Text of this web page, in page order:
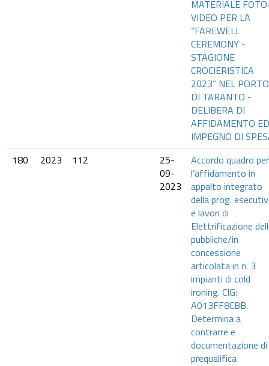
MATERIALE
VIDEO PER LA
“FAREWELL
CEREMONY -
STAGIONE
CROCIERISTICA
2023” NEL PORTO
DI TARANTO -
DELIBERA DI
AFFIDAMENTO ED
IMPEGNO DI
180
2023 112
25-
09-
2023
Accordo quadro per
l’affidamento in
appalto integrato
della prog.
e lavori di
Elettrificazione
pubbliche/in
concessione
articolata in n. 3
impianti di cold
ironing. CIG:
A013FF8CBB.
Determina a
contrarre e
documentazione di
prequalifica